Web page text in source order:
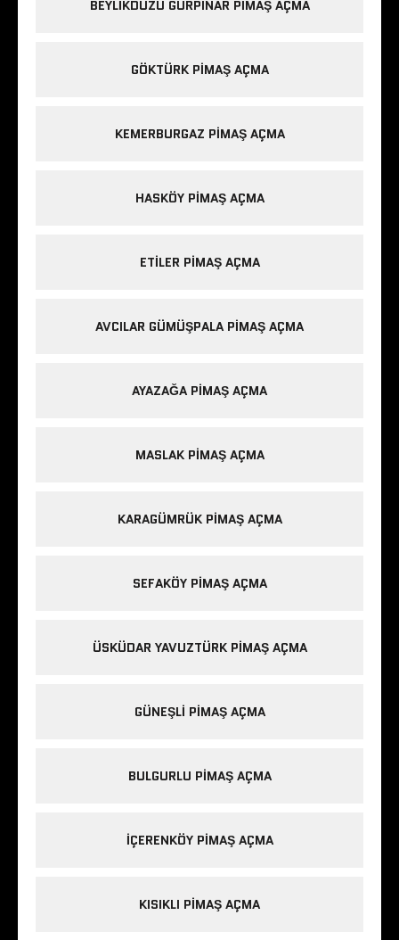
BEYLIKDÜZÜ GÜRPINAR PIMAŞ AÇMA
GÖKTÜRK PIMAŞ AÇMA
KEMERBURGAZ PIMAŞ AÇMA
HASKÖY PIMAŞ AÇMA
ETILER PIMAŞ AÇMA
AVCILAR GÜMÜŞPALA PIMAŞ AÇMA
AYAZAĞA PIMAŞ AÇMA
MASLAK PIMAŞ AÇMA
KARAGÜMRÜK PIMAŞ AÇMA
SEFAKÖY PIMAŞ AÇMA
ÜSKÜDAR YAVUZTÜRK PIMAŞ AÇMA
GÜNEŞLI PIMAŞ AÇMA
BULGURLU PIMAŞ AÇMA
IÇERENKÖY PIMAŞ AÇMA
KISIKLI PIMAŞ AÇMA